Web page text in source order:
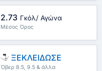
2.73 Γκόλ/ Αγώνα
Μέσος Όρος
ΞΕΚΛΕΙΔΩΣΕ
Όβερ 8.5, 9.5 & άλλα